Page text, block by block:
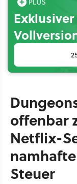
offenbar
Netflix-
Steuer